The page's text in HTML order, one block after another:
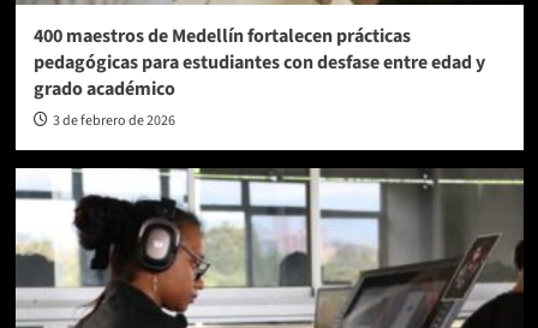
400 maestros de Medellín fortalecen prácticas
pedagógicas para estudiantes con desfase entre edad y
grado académico
3 de febrero de 2026